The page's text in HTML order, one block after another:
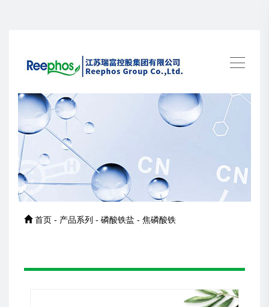
首页 - 产品系列 - 磷酸铁盐 - 焦磷酸铁